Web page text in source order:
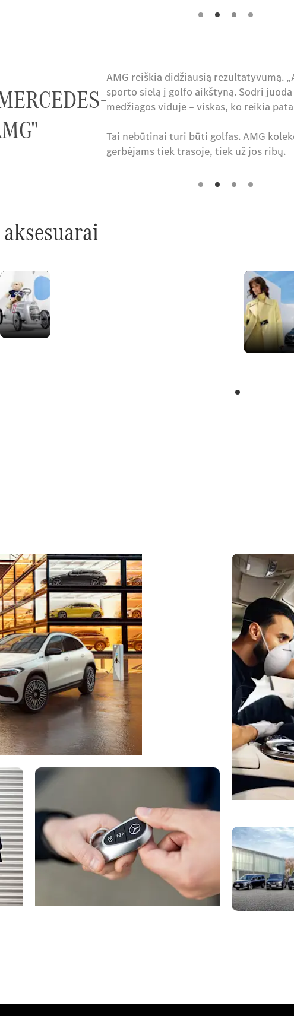
AMG reiškia didžiausią rezultatyvumą.
sporto sielą į golfo aikštyną. Sodri
medžiagos viduje – viskas, ko reikia
Tai nebūtinai turi būti golfas. AMG
gerbėjams tiek trasoje, tiek už jos ribų.